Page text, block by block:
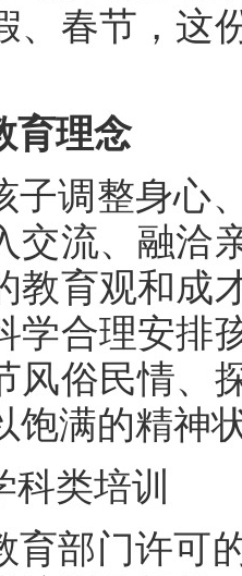
、春节，这
育理念
子调整身心
交流、融洽
教育观和成
学合理安排
风俗民情、
饱满的精神
类培训
育部门许可